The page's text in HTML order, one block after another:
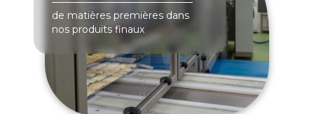
de matières premières dans
nos produits finaux